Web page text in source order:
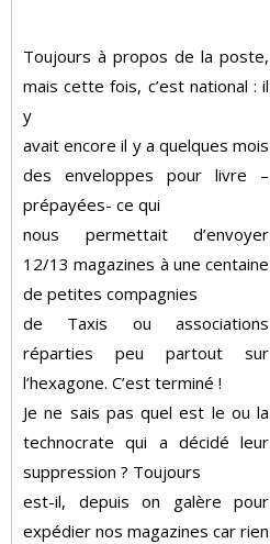
Toujours à propos de la poste,
mais cette fois, c’est national : il
y
avait encore il y a quelques mois
des enveloppes pour livre –
prépayées- ce qui
nous permettait d’envoyer
12/13 magazines à une centaine
de petites compagnies
de Taxis ou associations
réparties peu partout sur
l’hexagone. C’est terminé !
Je ne sais pas quel est le ou la
technocrate qui a décidé leur
suppression ? Toujours
est-il, depuis on galère pour
expédier nos magazines car rien